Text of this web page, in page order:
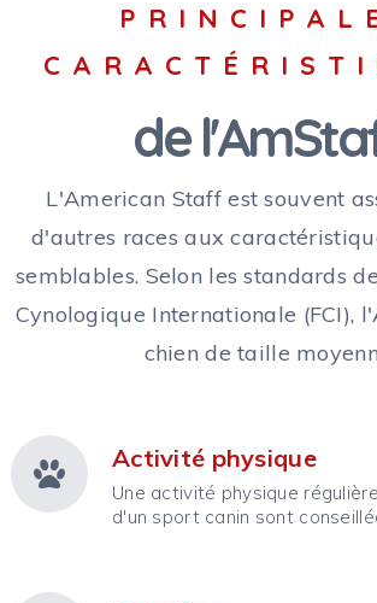
de
L'American Staff est souvent
d'autres races aux
semblables. Selon les standards
Cynologique Internationale (FCI),
chien de taille
Activité physique
Une activité physique
d'un sport canin sont